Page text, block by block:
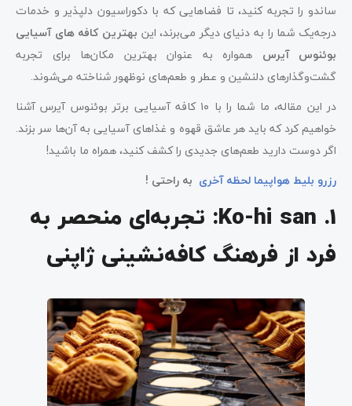
5. Koi Dumplings: جایی برای لذت بردن از دمپلینگ‌های
آسیایی در بوئنوس آیرس
6. Toki Moment: یکی از بهترین کافه های آسیایی
بوئنوس آیرس
7. Taiyaki Brothers: یکی از بهترین کافه های آسیایی
در بوئنوس آیرس
8. Kawaii Club Café: یک کافه آسیایی فانتزی در
بوئنوس آیرس
آسیایی در بوئنوس آیرس
10. Bubble Tea House: یکی از بهترین کافه های
آسیایی در بوئنوس آیرس
کلام آخر درباره بهترین کافه‌ های آسیایی بوئنوس آیرس
ساندو را تجربه کنید، تا فضاهایی که با دکوراسیون دلپذیر و خدمات
درجه‌یک شما را به دنیای دیگر می‌برند، این بهترین کافه های آسیایی
بوئنوس آیرس همواره به عنوان بهترین مکان‌ها برای تجربه
گشت‌وگذارهای دلنشین و عطر و طعم‌های نوظهور شناخته می‌شوند.
در این مقاله، ما شما را با ۱۰ کافه آسیایی برتر بوئنوس آیرس آشنا
خواهیم کرد که باید هر عاشق قهوه و غذاهای آسیایی به آن‌ها سر بزند.
اگر دوست دارید طعم‌های جدیدی را کشف کنید، همراه ما باشید!
رزرو بلیط هواپیما لحظه آخری به راحتی !
1. Ko-hi san: تجربه‌ای منحصر به
فرد از فرهنگ کافه‌نشینی ژاپنی